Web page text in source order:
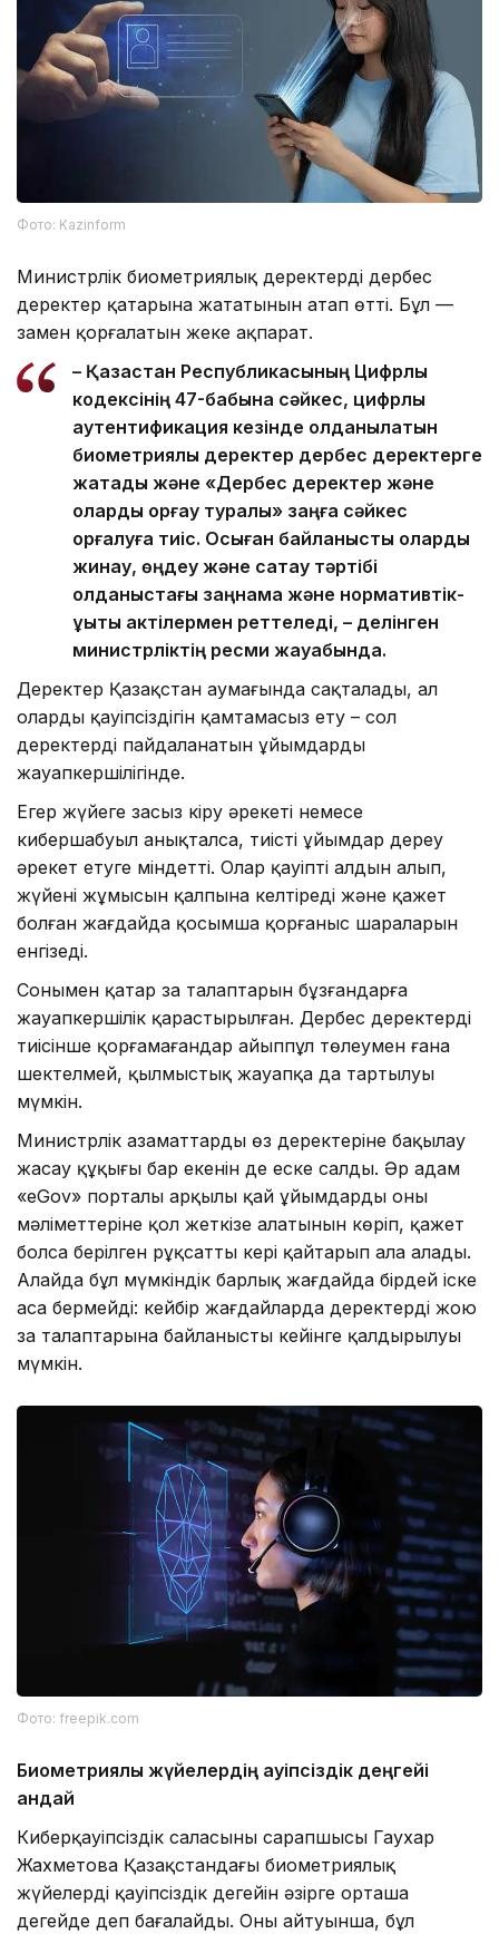
Фото: Kazinform
Министрлік биометриялық деректердің дербес
деректер қатарына жататынын атап өтті. Бұл —
заңмен қорғалатын жеке ақпарат.
– Қазақстан Республикасының Цифрлық
кодексінің 47-бабына сәйкес, цифрлық
аутентификация кезінде қолданылатын
биометриялық деректер дербес деректерге
жатады және «Дербес деректер және
оларды қорғау туралы» заңға сәйкес
қорғалуға тиіс. Осыған байланысты оларды
жинау, өңдеу және сақтау тәртібі
қолданыстағы заңнама және нормативтік-
құқықтық актілермен реттеледі, – делінген
министрліктің ресми жауабында.
Деректер Қазақстан аумағында сақталады, ал
олардың қауіпсіздігін қамтамасыз ету – сол
деректерді пайдаланатын ұйымдардың
жауапкершілігінде.
Егер жүйеге заңсыз кіру әрекеті немесе
кибершабуыл анықталса, тиісті ұйымдар дереу
әрекет етуге міндетті. Олар қауіптің алдын алып,
жүйенің жұмысын қалпына келтіреді және қажет
болған жағдайда қосымша қорғаныс шараларын
енгізеді.
Сонымен қатар заң талаптарын бұзғандарға
жауапкершілік қарастырылған. Дербес деректерді
тиісінше қорғамағандар айыппұл төлеумен ғана
шектелмей, қылмыстық жауапқа да тартылуы
мүмкін.
Министрлік азаматтардың өз деректеріне бақылау
жасау құқығы бар екенін де еске салды. Әр адам
«eGov» порталы арқылы қай ұйымдардың оның
мәліметтеріне қол жеткізе алатынын көріп, қажет
болса берілген рұқсатты кері қайтарып ала алады.
Алайда бұл мүмкіндік барлық жағдайда бірдей іске
аса бермейді: кейбір жағдайларда деректерді жою
заң талаптарына байланысты кейінге қалдырылуы
мүмкін.
Фото: freepik.com
Биометриялық жүйелердің қауіпсіздік деңгейі
қандай
Киберқауіпсіздік саласының сарапшысы Гаухар
Жахметова Қазақстандағы биометриялық
жүйелердің қауіпсіздік деңгейін әзірге орташа
деңгейде деп бағалайды. Оның айтуынша, бұл